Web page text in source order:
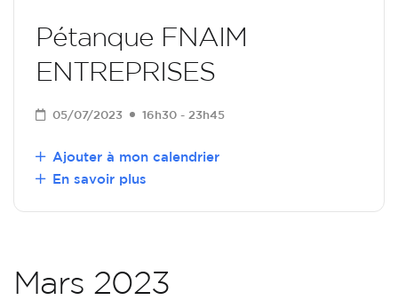
Pétanque FNAIM
ENTREPRISES
05/07/2023 16h30 - 23h45
Ajouter à mon calendrier
En savoir plus
Mars 2023